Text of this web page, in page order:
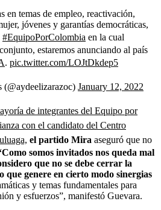
en temas de empleo, reactivación,
jóvenes y garantías democráticas,
#EquipoPorColombia en la cual
estaremos anunciando al país
. pic.twitter.com/LOJtDkdep5
January 12, 2022
de integrantes del Equipo por
con el candidato del Centro
el partido Mira aseguró que no
somos invitados nos queda mal
que no se debe cerrar la
genere en cierto modo sinergias
y temas fundamentales para
y esfuerzos”, manifestó Guevara.